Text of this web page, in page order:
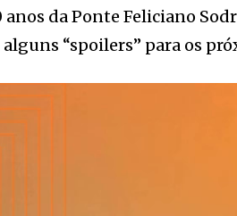
anos da Ponte Feliciano
“spoilers” para os